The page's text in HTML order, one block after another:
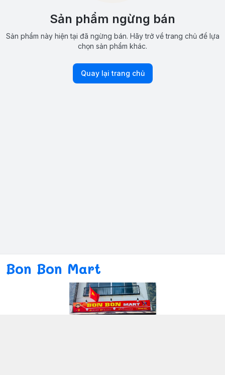
Sản phẩm ngừng bán
Sản phẩm này hiện tại đã ngừng bán. Hãy trở về trang chủ để lựa
chọn sản phẩm khác.
Quay lại trang chủ
Bon Bon Mart